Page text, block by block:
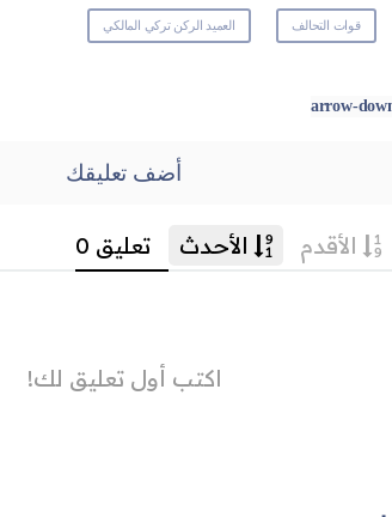
قوات التحالف العميد الركن تركي المالكي
أضف تعليقك